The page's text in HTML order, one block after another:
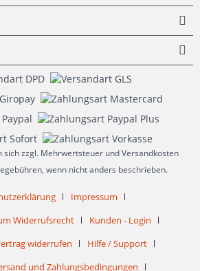
zzgl. Mehrwertsteuer und Versandkosten
wenn nicht anders beschrieben.
Impressum
Widerrufsrecht
Kunden - Login
widerrufen
Hilfe / Support
und Zahlungsbedingungen